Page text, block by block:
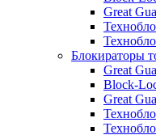
Great
Блокираторы
Great
Block-
Great